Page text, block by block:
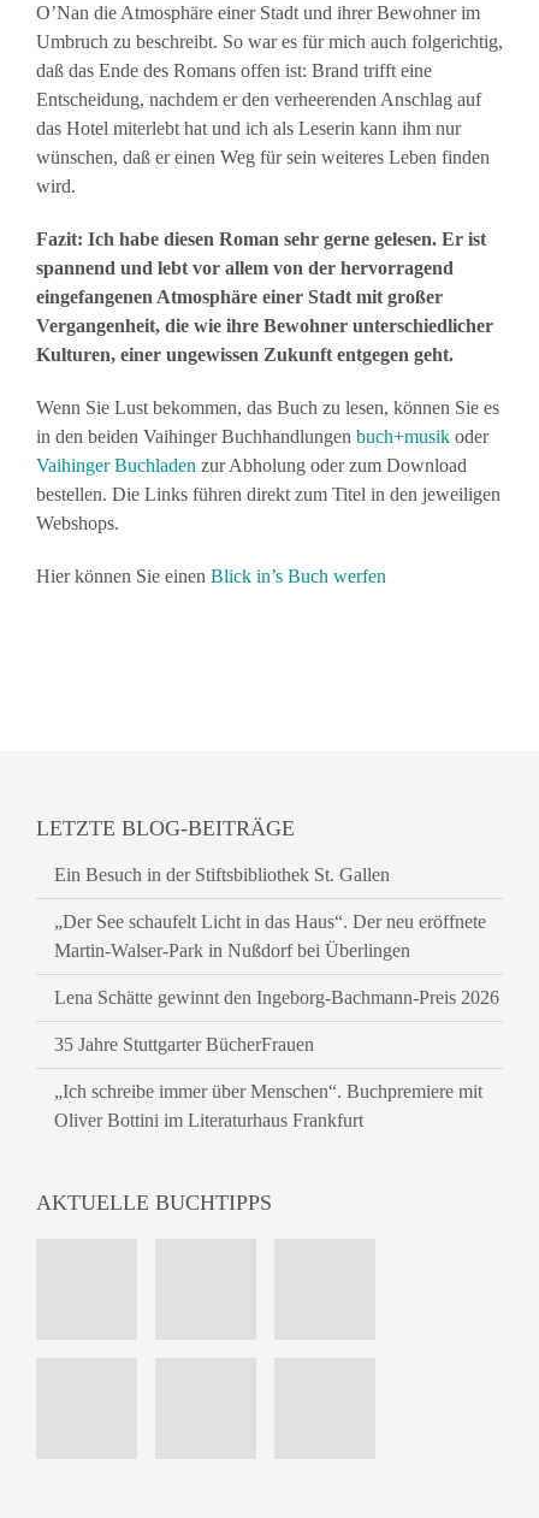
O’Nan die Atmosphäre einer Stadt und ihrer Bewohner im
Umbruch zu beschreibt. So war es für mich auch folgerichtig,
daß das Ende des Romans offen ist: Brand trifft eine
Entscheidung, nachdem er den verheerenden Anschlag auf
das Hotel miterlebt hat und ich als Leserin kann ihm nur
wünschen, daß er einen Weg für sein weiteres Leben finden
wird.
Fazit: Ich habe diesen Roman sehr gerne gelesen. Er ist
spannend und lebt vor allem von der hervorragend
eingefangenen Atmosphäre einer Stadt mit großer
Vergangenheit, die wie ihre Bewohner unterschiedlicher
Kulturen, einer ungewissen Zukunft entgegen geht.
Wenn Sie Lust bekommen, das Buch zu lesen, können Sie es
in den beiden Vaihinger Buchhandlungen buch+musik oder
Vaihinger Buchladen zur Abholung oder zum Download
bestellen. Die Links führen direkt zum Titel in den jeweiligen
Webshops.
Hier können Sie einen Blick in’s Buch werfen
LETZTE BLOG-BEITRÄGE
Ein Besuch in der Stiftsbibliothek St. Gallen
„Der See schaufelt Licht in das Haus“. Der neu eröffnete
Martin-Walser-Park in Nußdorf bei Überlingen
Lena Schätte gewinnt den Ingeborg-Bachmann-Preis 2026
35 Jahre Stuttgarter BücherFrauen
„Ich schreibe immer über Menschen“. Buchpremiere mit
Oliver Bottini im Literaturhaus Frankfurt
AKTUELLE BUCHTIPPS